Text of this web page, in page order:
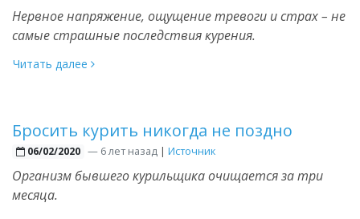
Нервное напряжение, ощущение тревоги и страх – не
самые страшные последствия курения.
Читать далее
Бросить курить никогда не поздно
06/02/2020 —6 лет назад | Источник
Организм бывшего курильщика очищается за три
месяца.